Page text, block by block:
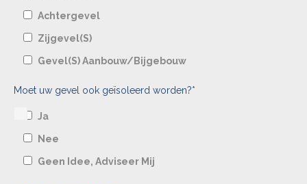
Achtergevel
Zijgevel(s)
Gevel(s) Aanbouw/bijgebouw
Moet uw gevel ook geïsoleerd worden?*
Ja
Nee
Geen Idee, Adviseer Mij